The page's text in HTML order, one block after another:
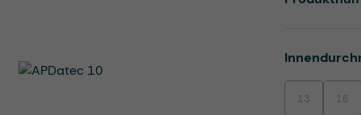
13(Diese Option
16